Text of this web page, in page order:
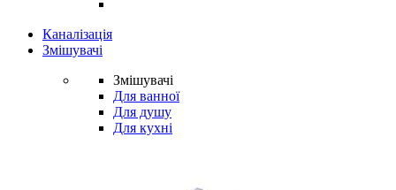
Каналізація
Змішувачі
Змішувачі
Для ванної
Для душу
Для кухні